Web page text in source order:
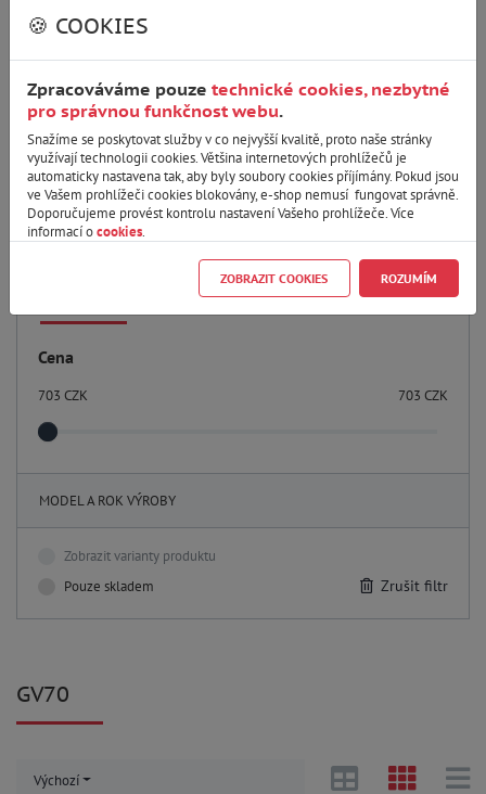
🍪 COOKIES
Zpracováváme pouze technické cookies, nezbytné
pro správnou funkčnost webu.
Snažíme se poskytovat služby v co nejvyšší kvalitě, proto naše stránky
využívají technologii cookies. Většina internetových prohlížečů je
automaticky nastavena tak, aby byly soubory cookies příjímány. Pokud jsou
ve Vašem prohlížeči cookies blokovány, e-shop nemusí fungovat správně.
Doporučujeme provést kontrolu nastavení Vašeho prohlížeče. Více
informací ocookies.
ZOBRAZIT COOKIES ROZUMÍM
ŠKODA
TESLA
TOYOTA
VOLKSWAGEN
VOLVO
Cena
703CZK 703 CZK
MODEL A ROK VÝROBY
Zobrazit varianty produktu
Pouze skladem
Zrušit filtr
GV70
Výchozí